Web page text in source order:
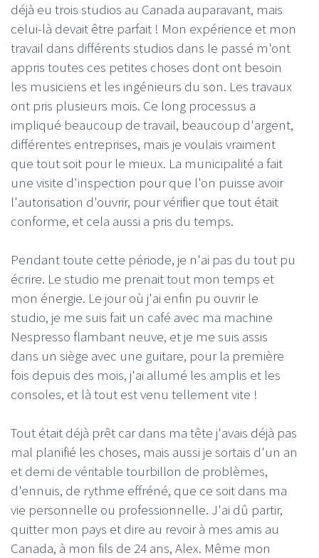
déjà eu trois studios au Canada auparavant, mais
celui-là devait être parfait ! Mon expérience et mon
travail dans différents studios dans le passé m'ont
appris toutes ces petites choses dont ont besoin
les musiciens et les ingénieurs du son. Les travaux
ont pris plusieurs mois. Ce long processus a
impliqué beaucoup de travail, beaucoup d'argent,
différentes entreprises, mais je voulais vraiment
que tout soit pour le mieux. La municipalité a fait
une visite d'inspection pour que l'on puisse avoir
l'autorisation d'ouvrir, pour vérifier que tout était
conforme, et cela aussi a pris du temps.
Pendant toute cette période, je n'ai pas du tout pu
écrire. Le studio me prenait tout mon temps et
mon énergie. Le jour où j'ai enfin pu ouvrir le
studio, je me suis fait un café avec ma machine
Nespresso flambant neuve, et je me suis assis
dans un siège avec une guitare, pour la première
fois depuis des mois, j'ai allumé les amplis et les
consoles, et là tout est venu tellement vite !
Tout était déjà prêt car dans ma tête j'avais déjà pas
mal planifié les choses, mais aussi je sortais d'un an
et demi de véritable tourbillon de problèmes,
d'ennuis, de rythme effréné, que ce soit dans ma
vie personnelle ou professionnelle. J'ai dû partir,
quitter mon pays et dire au revoir à mes amis au
Canada, à mon fils de 24 ans, Alex. Même mon